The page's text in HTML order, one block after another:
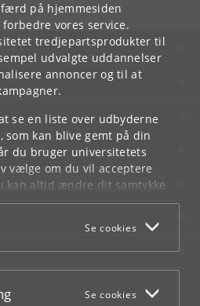
på hjemmesiden
vores service.
tredjepartsprodukter til
udvalgte uddannelser
annoncer og til at
se en liste over udbyderne
som kan blive gemt på din
du bruger universitetets
vælge om du vil acceptere
kan altid ændre dit samtykke
som du finder i
Se cookies
Se cookies